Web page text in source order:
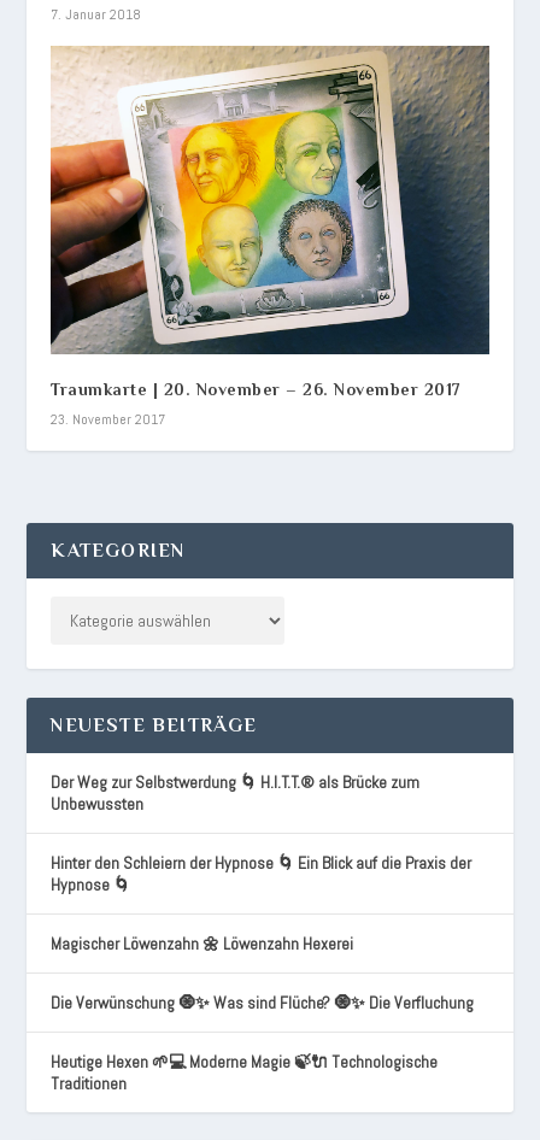
7. Januar 2018
Traumkarte | 20. November – 26. November 2017
23. November 2017
KATEGORIEN
NEUESTE BEITRÄGE
Der Weg zur Selbstwerdung 🌀 H.I.T.T.® als Brücke zum
Unbewussten
Hinter den Schleiern der Hypnose 🌀 Ein Blick auf die Praxis der
Hypnose 🌀
Magischer Löwenzahn 🌼 Löwenzahn Hexerei
Die Verwünschung 🧿✨ Was sind Flüche? 🧿✨ Die Verfluchung
Heutige Hexen 🌱💻 Moderne Magie 🍃🔌 Technologische
Traditionen